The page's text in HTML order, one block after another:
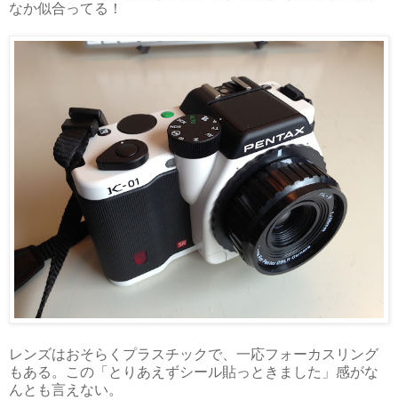
なか似合ってる！
レンズはおそらくプラスチックで、一応フォーカスリング
もある。この「とりあえずシール貼っときました」感がな
んとも言えない。